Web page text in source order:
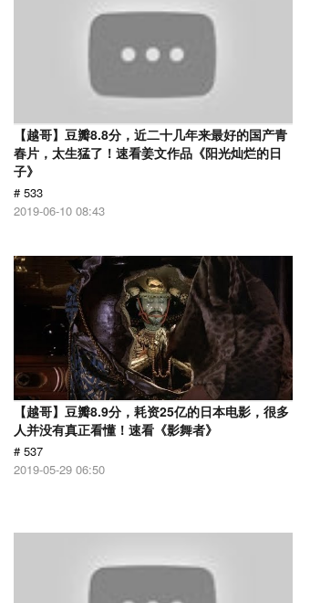
【越哥】豆瓣8.8分，近二十几年来最好的国产青
春片，太生猛了！速看姜文作品《阳光灿烂的日
子》
# 533
2019-06-10 08:43
【越哥】豆瓣8.9分，耗资25亿的日本电影，很多
人并没有真正看懂！速看《影舞者》
# 537
2019-05-29 06:50